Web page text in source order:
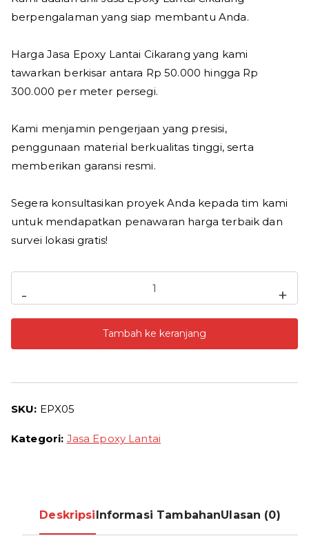
berpengalaman yang siap membantu Anda.
Harga Jasa Epoxy Lantai Cikarang yang kami
tawarkan berkisar antara Rp 50.000 hingga Rp
300.000 per meter persegi.
Kami menjamin pengerjaan yang presisi,
penggunaan material berkualitas tinggi, serta
memberikan garansi resmi.
Segera konsultasikan proyek Anda kepada tim kami
untuk mendapatkan penawaran harga terbaik dan
survei lokasi gratis!
-
Jasa
Epoxy
+
Tambah ke keranjang
SKU: EPX05
Kategori: Jasa Epoxy Lantai
Deskripsi Informasi TambahanUlasan (0)